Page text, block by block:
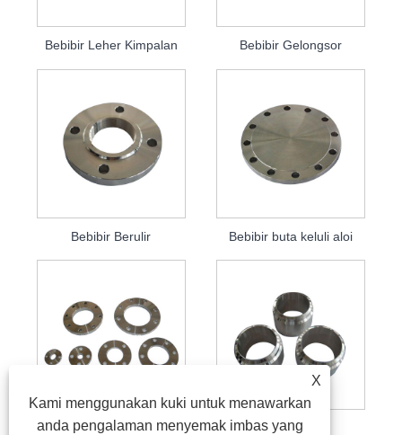
Bebibir Leher Kimpalan Bebibir Gelongsor
Bebibir Berulir Bebibir buta keluli aloi
Bebibir Rata Bebibir Khas
X
Kami menggunakan kuki untuk menawarkan
anda pengalaman menyemak imbas yang